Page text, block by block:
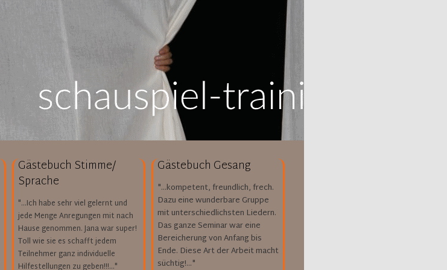
Gästebuch Stimme/
Sprache
"...Ich habe sehr viel gelernt und
jede Menge Anregungen mit nach
Hause genommen. Jana war super!
Toll wie sie es schafft jedem
Teilnehmer ganz individuelle
Hilfestellungen zu geben!!!..."
Gästebuch Gesang
"...kompetent, freundlich, frech.
Dazu eine wunderbare Gruppe
mit unterschiedlichsten Liedern.
Das ganze Seminar war eine
Bereicherung von Anfang bis
Ende. Diese Art der Arbeit macht
süchtig!..."